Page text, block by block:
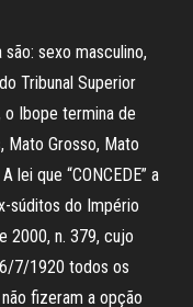
sexo masculino,
Tribunal Superior
o Ibope termina de
Mato Grosso, Mato
lei que “CONCEDE” a
súditos do Império
2000, n. 379, cujo
7/1920 todos os
fizeram a opção